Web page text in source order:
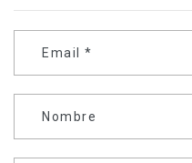
Email *
Nombre